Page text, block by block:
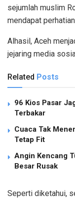
sejumlah muslim
mendapat
Alhasil, Aceh
jejaring media
Related Posts
96 Kios Pasar
Terbakar
Cuaca Tak
Tetap Fit
Angin Kencang
Besar Rusak
Seperti diketahui,